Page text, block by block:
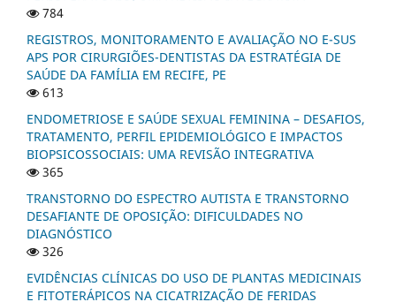
784
REGISTROS, MONITORAMENTO E AVALIAÇÃO NO E-SUS
APS POR CIRURGIÕES-DENTISTAS DA ESTRATÉGIA DE
SAÚDE DA FAMÍLIA EM RECIFE, PE
613
ENDOMETRIOSE E SAÚDE SEXUAL FEMININA – DESAFIOS,
TRATAMENTO, PERFIL EPIDEMIOLÓGICO E IMPACTOS
BIOPSICOSSOCIAIS: UMA REVISÃO INTEGRATIVA
365
TRANSTORNO DO ESPECTRO AUTISTA E TRANSTORNO
DESAFIANTE DE OPOSIÇÃO: DIFICULDADES NO
DIAGNÓSTICO
326
EVIDÊNCIAS CLÍNICAS DO USO DE PLANTAS MEDICINAIS
E FITOTERÁPICOS NA CICATRIZAÇÃO DE FERIDAS